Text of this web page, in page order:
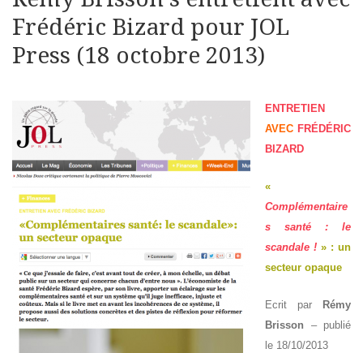
Frédéric Bizard pour JOL
Press (18 octobre 2013)
ENTRETIEN
AVEC FRÉDÉRIC
BIZARD
«
Complémentaire
s santé : le
scandale ! » : un
secteur opaque
Ecrit par
Rémy
Brisson – publié
le 18/10/2013